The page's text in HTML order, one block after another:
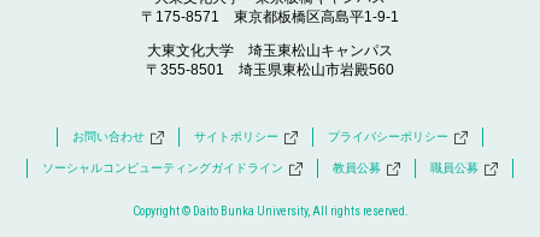
〒175-8571 東京都板橋区高島平1-9-1
大東文化大学 埼玉東松山キャンパス
〒355-8501 埼玉県東松山市岩殿560
お問い合わせ サイトポリシー プライバシーポリシー
ソーシャルコンピューティングガイドライン 教員公募 職員公募
Copyright © Daito Bunka University, All rights reserved.